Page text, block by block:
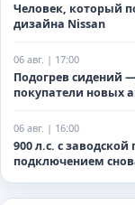
Человек, который
дизайна Nissan
06 авг. | 17:00
Подогрев сидений
покупатели новых
06 авг. | 16:00
900 л.с. с
подключением